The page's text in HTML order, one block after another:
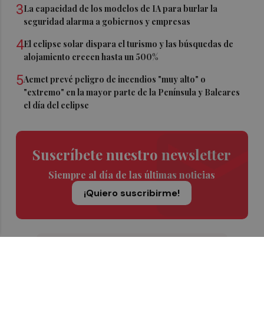
3La capacidad de los modelos de IA para burlar la
seguridad alarma a gobiernos y empresas
4El eclipse solar dispara el turismo y las búsquedas de
alojamiento crecen hasta un 500%
5Aemet prevé peligro de incendios "muy alto" o
"extremo" en la mayor parte de la Península y Baleares
el día del eclipse
Suscríbete nuestro newsletter
Siempre al día de las últimas noticias
¡Quiero suscribirme!